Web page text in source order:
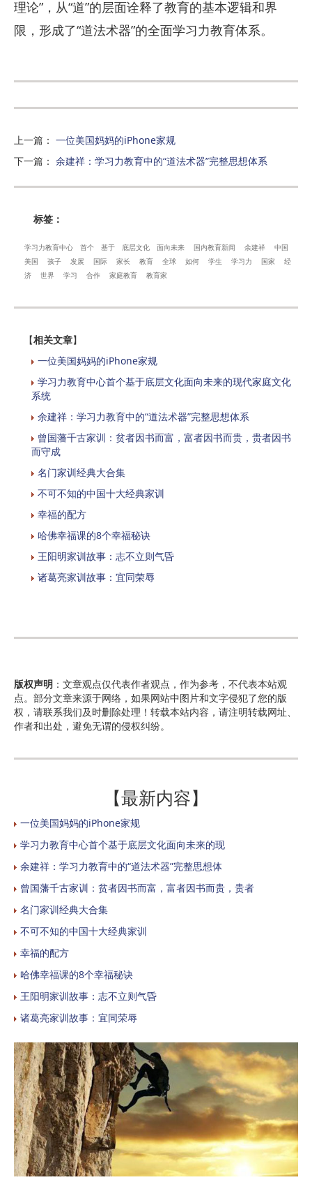
理论”，从“道”的层面诠释了教育的基本逻辑和界
限，形成了“道法术器”的全面学习力教育体系。
上一篇 ： 一位美国妈妈的iPhone家规
下一篇 ： 余建祥：学习力教育中的“道法术器”完整思想体系
标签：
学习力教育中心 首个 基于 底层文化 面向未来 国内教育新闻 余建祥
中国
美国
孩子 发展 国际 家长 教育 全球 如何 学生 学习力 国家
经
济
世界 学习 合作 家庭教育 教育家
【相关文章】
一位美国妈妈的iPhone家规
学习力教育中心首个基于底层文化面向未来的现代家庭文化
系统
余建祥：学习力教育中的“道法术器”完整思想体系
曾国藩千古家训：贫者因书而富，富者因书而贵，贵者因书
而守成
名门家训经典大合集
不可不知的中国十大经典家训
幸福的配方
哈佛幸福课的8个幸福秘诀
王阳明家训故事：志不立则气昏
诸葛亮家训故事：宜同荣辱
版权声明 ：文章观点仅代表作者观点，作为参考，不代表本站观
点。部分文章来源于网络，如果网站中图片和文字侵犯了您的版
权，请联系我们及时删除处理！转载本站内容，请注明转载网址、
作者和出处，避免无谓的侵权纠纷。
【最新内容】
一位美国妈妈的iPhone家规
学习力教育中心首个基于底层文化面向未来的现
余建祥：学习力教育中的“道法术器”完整思想体
曾国藩千古家训：贫者因书而富，富者因书而贵，贵者
名门家训经典大合集
不可不知的中国十大经典家训
幸福的配方
哈佛幸福课的8个幸福秘诀
王阳明家训故事：志不立则气昏
诸葛亮家训故事：宜同荣辱